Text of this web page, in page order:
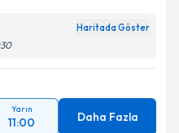
Haritada Göster
Yarın
11:00 Daha Fazla